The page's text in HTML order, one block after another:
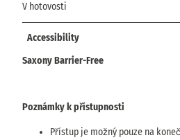
V hotovosti
Accessibility
Saxony Barrier-Free
Poznámky k přístupnosti
Přístup je možný pouze na